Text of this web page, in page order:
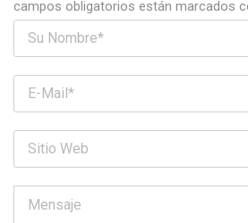
campos obligatorios están marcados